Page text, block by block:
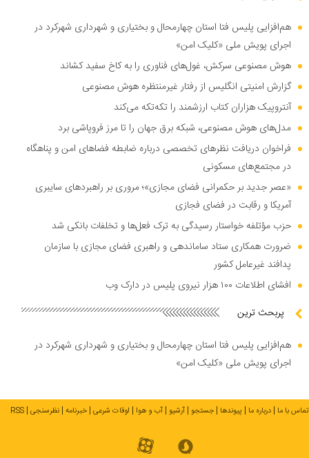
هم‌افزایی پلیس فتا استان چهارمحال و بختیاری و شهرداری شهرکرد در
اجرای پویش ملی «کلیک امن»
هوش مصنوعی سرکش، غول‌های فناوری را به کاخ سفید کشاند
گزارش امنیتی انگلیس از رفتار غیرمنتظره هوش مصنوعی
آنتروپیک هزاران کتاب ارزشمند را تکه‌تکه می‌کند
مدل‌های هوش مصنوعی، شبکه برق جهان را تا مرز فروپاشی برد
فراخوان دریافت نظر‌های تخصصی درباره ضابطه فضا‌های امن و پناهگاه
در مجتمع‌های مسکونی
«عصر جدید بر حکمرانی فضای مجازی»؛ مروری بر راهبرد‌های سایبری
آمریکا و رقابت در فضای فجازی
حزب مؤتلفه خواستار رسیدگی به ترک فعل‌ها و تخلفات بانکی شد
ضرورت همکاری ستاد ساماندهی و راهبری فضای مجازی با سازمان
پدافند غیرعامل کشور
افشای اطلاعات ۱۰۰ هزار نیروی پلیس در دارک وب
پربحث ترین
هم‌افزایی پلیس فتا استان چهارمحال و بختیاری و شهرداری شهرکرد در
اجرای پویش ملی «کلیک امن»
تماس با ما درباره ما پیوندها جستجو آرشیو آب و هوا اوقات شرعی خبرنامه نظرسنجی RSS